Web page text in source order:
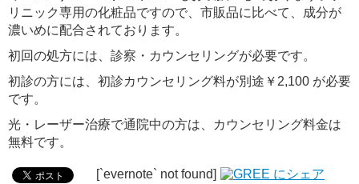
リニック専用の化粧品ですので、市販品に比べて、成分が
濃いめに配合されております。
初回の処方には、診察・カウンセリングが必要です。
初診の方には、初診カウンセリング料が別途￥2,100 が必要
です。
光・レーザー治療で通院中の方は、カウンセリング料金は
無料です。
[`evernote` not found]